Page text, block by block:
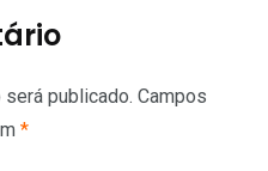
publicado. Campos
*